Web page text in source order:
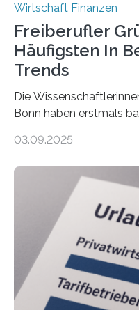
Wirtschaft Finanzen
Freiberufler
Häufigsten In
Trends
Die
Bonn haben erstmals
Landkreise mit den
ist demnach Berlin.
der Freiberuflerinnen,
Berlin starteten in 2024
eigene freiberufliche
Städte Hamburg,
hingegen die
der freiberuflichen
03.09.2025